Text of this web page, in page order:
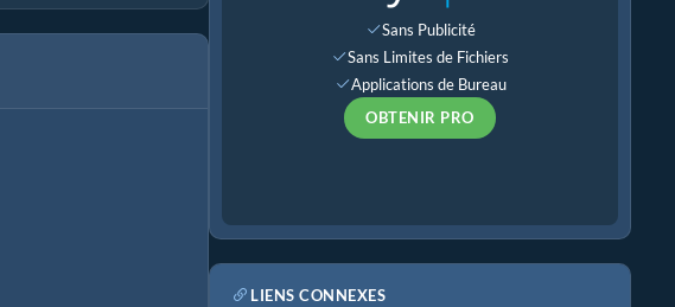
Sans Publicité
Sans Limites de Fichiers
Applications de Bureau
OBTENIR PRO
LIENS CONNEXES